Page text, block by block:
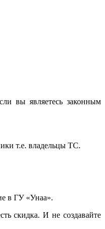
вы являетесь законным
т.е. владельцы ТС.
в ГУ «Унаа».
скидка. И не создавайте